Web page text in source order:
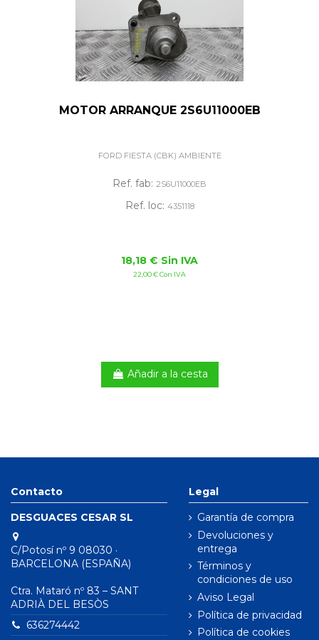
MOTOR ARRANQUE 2S6U11000EB
FORD FIESTA (CBK) AMBIENTE
Ref. fab: 2S6U11000EB
Ref. loc: 4351118
18,18 € Sin IVA
22,00 € Con IVA
Añadir a la cesta
Contacto
DESGUACES CESAR SL
C/Potosí nº 9 08030 ·
BARCELONA (ESPAÑA)
Ctra. Mataró nº 83 – SANT
ADRIÀ DEL BESÒS
636274442
Legal
Garantía de compra
Devoluciones y
entrega
Términos y
condiciones de uso
Aviso Legal
Política de privacidad
Política de cookies